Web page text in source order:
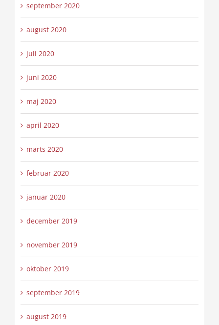
september 2020
august 2020
juli 2020
juni 2020
maj 2020
april 2020
marts 2020
februar 2020
januar 2020
december 2019
november 2019
oktober 2019
september 2019
august 2019